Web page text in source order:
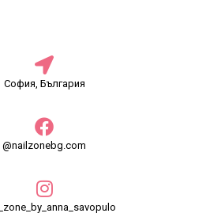
София, България
@nailzonebg.com